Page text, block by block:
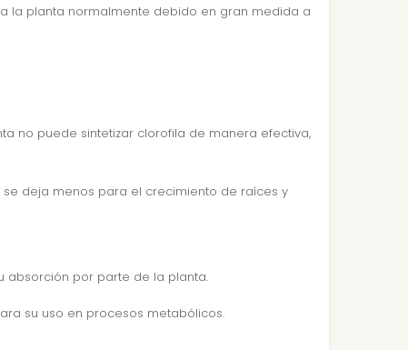
la planta normalmente debido en gran medida a
no puede sintetizar clorofila de manera efectiva,
deja menos para el crecimiento de raíces y
absorción por parte de la planta.
su uso en procesos metabólicos.